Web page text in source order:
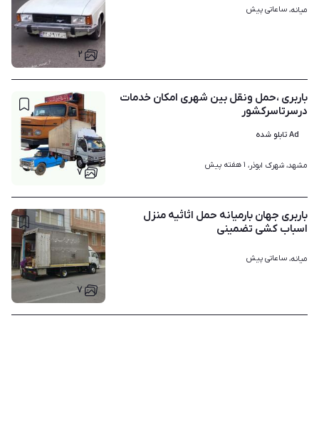
۲
میانه، ساعاتی پیش
۷
باربری ،حمل ونقل بین شهری امکان خدمات
درسرتاسرکشور
Ad تابلو شده
مشهد، شهرک ابوذر، ۱ هفته پیش
۷
باربری جهان بارمیانه حمل اثاثیه منزل
اسباب کشی تضمینی
میانه، ساعاتی پیش